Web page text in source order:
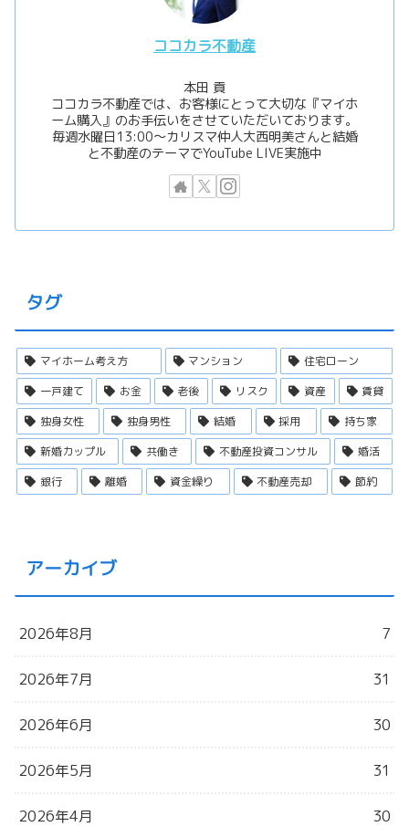
ココカラ不動産
本田 貢
ココカラ不動産では、お客様にとって大切な『マイホ
ーム購入』のお手伝いをさせていただいております。
毎週水曜日13:00〜カリスマ仲人大西明美さんと結婚
と不動産のテーマでYouTube LIVE実施中
タグ
マイホーム考え方 マンション
住宅ローン
一戸建て
お金 老後 リスク 資産
賃貸
独身女性
独身男性 結婚 採用
持ち家
新婚カップル
共働き 不動産投資コンサル
婚活
銀行
離婚 資金繰り 不動産売却 節約
アーカイブ
2026年8月 7
2026年7月 31
2026年6月 30
2026年5月 31
2026年4月 30